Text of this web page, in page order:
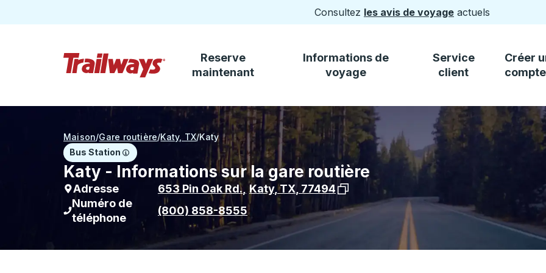
Consultez les avis de voyage actuels
Passez au contenu principal
Reserve
maintenant
Informations de
voyage
Service
client
Créer
compte
Maison/Gare routière/Katy, TX/Katy
Bus Station
Katy - Informations sur la gare routière
Adresse 653 Pin Oak Rd. Katy,TX, 77494 Voir l'emplacement de l'arrêt sur Google
Numéro de
téléphone
(800) 858-8555